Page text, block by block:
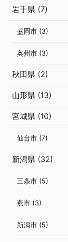
岩手県 (7)
盛岡市 (3)
奥州市 (3)
秋田県 (2)
山形県 (13)
宮城県 (10)
仙台市 (7)
新潟県 (32)
三条市 (5)
燕市 (3)
新潟市 (5)